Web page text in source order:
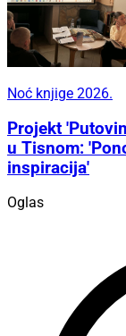
Noć knjige 2026.
Projekt
u Tisnom:
inspiracija'
Oglas